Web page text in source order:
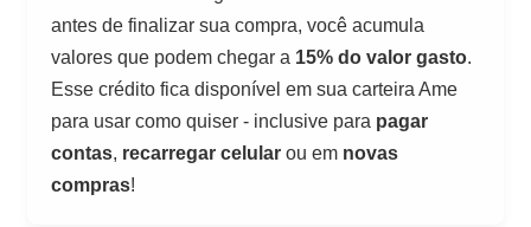
antes de finalizar sua compra, você acumula
valores que podem chegar a 15% do valor gasto.
Esse crédito fica disponível em sua carteira Ame
para usar como quiser - inclusive para pagar
contas, recarregar celular ou em novas
compras!